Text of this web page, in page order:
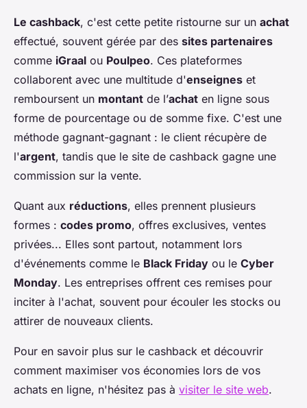
Le cashback, c'est cette petite ristourne sur un achat
effectué, souvent gérée par des sites partenaires
comme iGraal ou Poulpeo. Ces plateformes
collaborent avec une multitude d'enseignes et
remboursent un montant de l’achat en ligne sous
forme de pourcentage ou de somme fixe. C'est une
méthode gagnant-gagnant : le client récupère de
l'argent, tandis que le site de cashback gagne une
commission sur la vente.
Quant aux réductions, elles prennent plusieurs
formes : codes promo, offres exclusives, ventes
privées... Elles sont partout, notamment lors
d'événements comme le Black Friday ou le Cyber
Monday. Les entreprises offrent ces remises pour
inciter à l'achat, souvent pour écouler les stocks ou
attirer de nouveaux clients.
Pour en savoir plus sur le cashback et découvrir
comment maximiser vos économies lors de vos
achats en ligne, n'hésitez pas à visiter le site web.